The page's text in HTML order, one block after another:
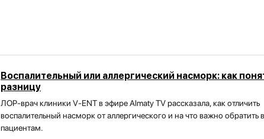
Воспалительный или аллергический насморк: как
разницу
ЛОР-врач клиники V-ENT в эфире Almaty TV рассказала, как отличить
воспалительный насморк от аллергического и на что важно обратить
пациентам.